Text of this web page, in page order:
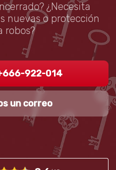
¿Necesita
nuevas o protección
robos?
922-014
un correo